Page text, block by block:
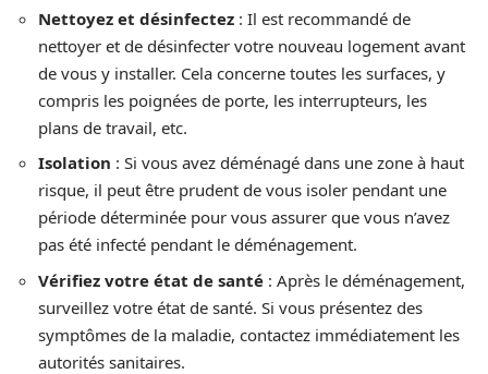
Nettoyez et désinfectez : Il est recommandé de
nettoyer et de désinfecter votre nouveau logement avant
de vous y installer. Cela concerne toutes les surfaces, y
compris les poignées de porte, les interrupteurs, les
plans de travail, etc.
Isolation : Si vous avez déménagé dans une zone à haut
risque, il peut être prudent de vous isoler pendant une
période déterminée pour vous assurer que vous n’avez
pas été infecté pendant le déménagement.
Vérifiez votre état de santé : Après le déménagement,
surveillez votre état de santé. Si vous présentez des
symptômes de la maladie, contactez immédiatement les
autorités sanitaires.